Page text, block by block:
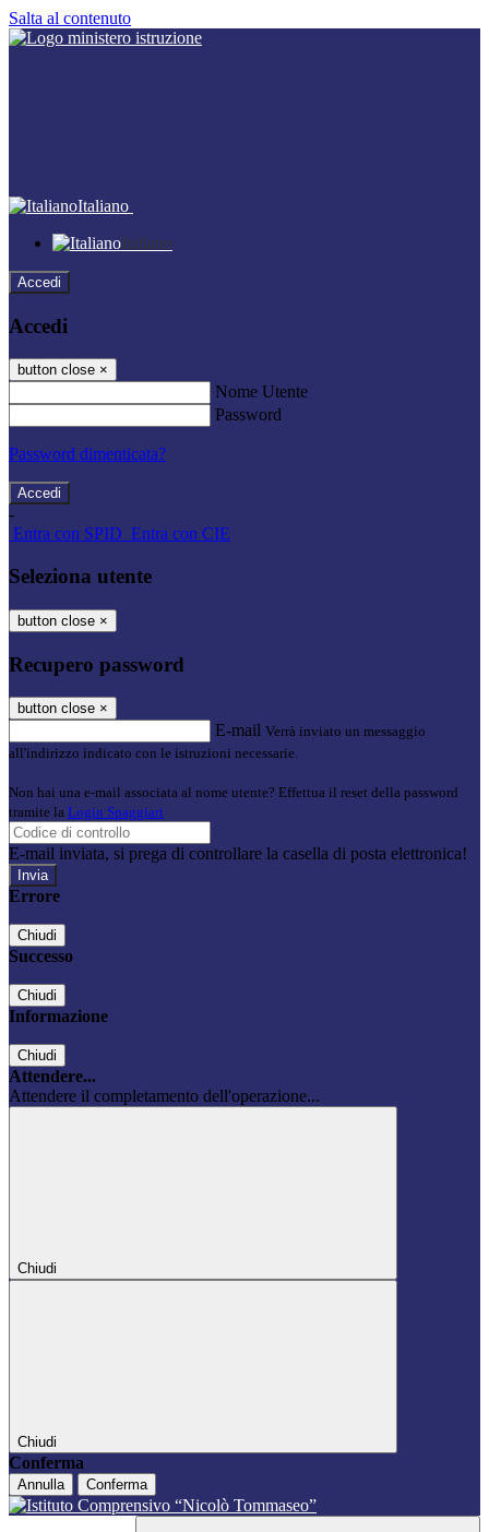
Salta al contenuto
Italiano
Italiano
Accedi
Accedi
button close ×
Nome Utente
Password
Password dimenticata?
-
Entra con SPID Entra con CIE
Seleziona utente
button close ×
Recupero password
button close ×
E-mail Verrà inviato un messaggio
all'indirizzo indicato con le istruzioni necessarie.
Non hai una e-mail associata al nome utente? Effettua il reset della password
tramite la Login Spaggiari
E-mail inviata, si prega di controllare la casella di posta elettronica!
Errore
Chiudi
Successo
Chiudi
Informazione
Chiudi
Attendere...
Attendere il completamento dell'operazione...
Chiudi
Chiudi
Conferma
Annulla Conferma